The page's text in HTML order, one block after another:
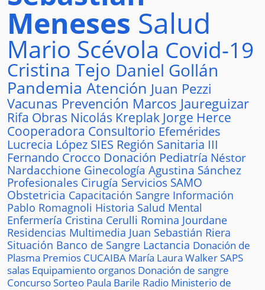
Meneses Salud
Mario Scévola Covid-19
Cristina Tejo Daniel Gollán
Pandemia Atención Juan Pezzi
Vacunas Prevención Marcos Jaureguizar
Rifa Obras Nicolás Kreplak Jorge Herce
Cooperadora Consultorio Efemérides
Lucrecia López SIES Región Sanitaria III
Fernando Crocco Donación Pediatría Néstor
Nardacchione Ginecología Agustina Sánchez
Profesionales Cirugía Servicios SAMO
Obstetricia Capacitación Sangre Información
Pablo Romagnoli Historia Salud Mental
Enfermería Cristina Cerulli Romina Jourdane
Residencias Multimedia Juan Sebastián Riera
Situación Banco de Sangre Lactancia Donación de
Plasma Premios CUCAIBA María Laura WalkerSAPS
salas Equipamiento organos Donación de sangre
ConcursoSorteo Paula Barile Radio Ministerio de